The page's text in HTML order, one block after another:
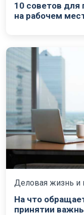
10 советов
на рабочем
Деловая жизнь и
На что
принятии